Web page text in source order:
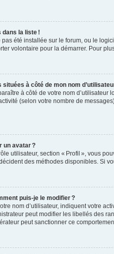
dans la liste !
pas été installée sur le forum, ou le
volontaire pour la démarrer. Pour
à côté de mon nom
à côté de votre nom
(selon votre nombre de
un avatar ?
utilisateur, section « Profil », vous
des méthodes disponibles. Si
puis-je le modifier ?
nom d’utilisateur, indiquent votre
peut modifier les libellés des
peut sanctionner ce